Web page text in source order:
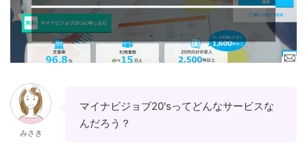
みさき
マイナビジョブ20'sってどんなサービスな
んだろう？